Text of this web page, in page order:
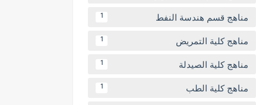
مناهج قسم هندسة النفط 1
مناهج كلية التمريض 1
مناهج كلية الصيدلة 1
مناهج كلية الطب 1